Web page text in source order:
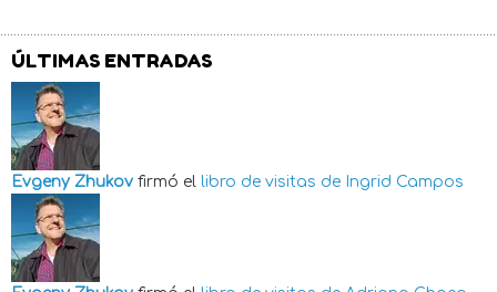
ÚLTIMAS ENTRADAS
Evgeny Zhukov firmó el libro de visitas de Ingrid Campos